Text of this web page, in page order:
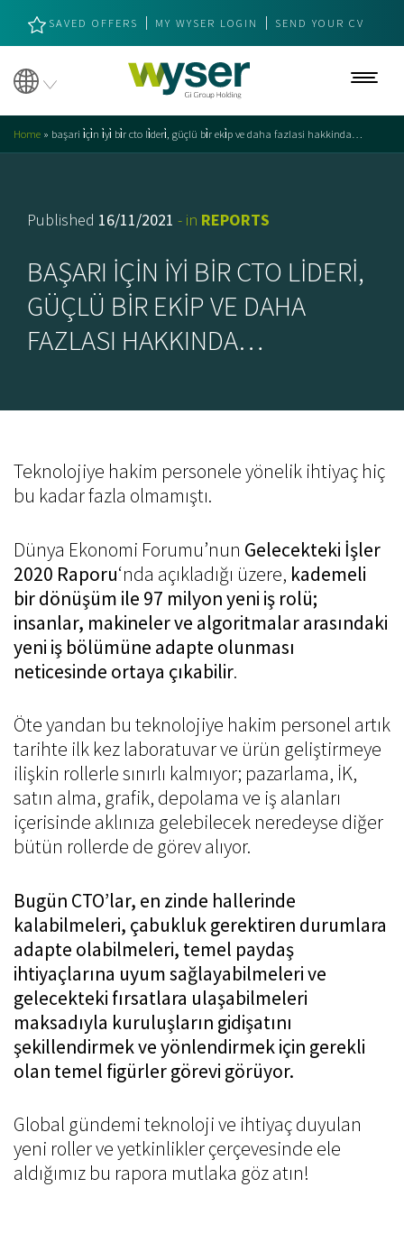
SAVED OFFERS MY WYSER LOGIN SEND YOUR CV
Home » başari i̇çi̇n i̇yi̇ bi̇r cto li̇deri̇, güçlü bi̇r eki̇p ve daha fazlasi hakkinda…
Job offer
About us
Strategic Keystones
Brand values
Specializations
Candidates
Customers
Search & Selection
Assessment service
Candidate Market Mapping
Careers
Knowledge center
Contact us
SAVED OFFERS
MY WYSER LOGIN
SEND YOUR CV
LINKEDIN
Published 16/11/2021 - in REPORTS
BAŞARI İÇİN İYİ BİR CTO LİDERİ,
GÜÇLÜ BİR EKİP VE DAHA
FAZLASI HAKKINDA…
Teknolojiye hakim personele yönelik ihtiyaç hiç
bu kadar fazla olmamıştı.
Dünya Ekonomi Forumu’nun Gelecekteki İşler
2020 Raporu‘nda açıkladığı üzere, kademeli
bir dönüşüm ile 97 milyon yeni iş rolü;
insanlar, makineler ve algoritmalar arasındaki
yeni iş bölümüne adapte olunması
neticesinde ortaya çıkabilir.
Öte yandan bu teknolojiye hakim personel artık
tarihte ilk kez laboratuvar ve ürün geliştirmeye
ilişkin rollerle sınırlı kalmıyor; pazarlama, İK,
satın alma, grafik, depolama ve iş alanları
içerisinde aklınıza gelebilecek neredeyse diğer
bütün rollerde de görev alıyor.
Bugün CTO’lar, en zinde hallerinde
kalabilmeleri, çabukluk gerektiren durumlara
adapte olabilmeleri, temel paydaş
ihtiyaçlarına uyum sağlayabilmeleri ve
gelecekteki fırsatlara ulaşabilmeleri
maksadıyla kuruluşların gidişatını
şekillendirmek ve yönlendirmek için gerekli
olan temel figürler görevi görüyor.
Global gündemi teknoloji ve ihtiyaç duyulan
yeni roller ve yetkinlikler çerçevesinde ele
aldığımız bu rapora mutlaka göz atın!